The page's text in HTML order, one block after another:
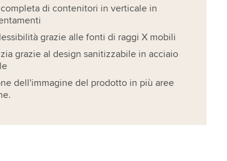
di contenitori in verticale in
grazie alle fonti di raggi X mobili
grazie al design sanitizzabile in acciaio
dell'immagine del prodotto in più aree